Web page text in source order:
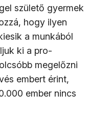
születő gyermek
hogy ilyen
a munkából
ki a pro-
megelőzni
embert érint,
ember nincs